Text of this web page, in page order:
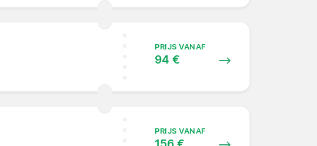
PRIJS VANAF
94 €
PRIJS VANAF